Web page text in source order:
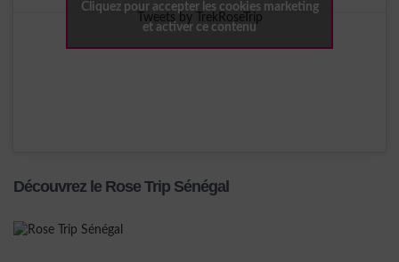
Tweets by TrekRoseTrip
Cliquez pour accepter les cookies marketing
et activer ce contenu
Découvrez le Rose Trip Sénégal